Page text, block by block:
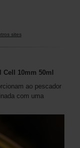
sites
10mm 50ml
ao pescador
com uma